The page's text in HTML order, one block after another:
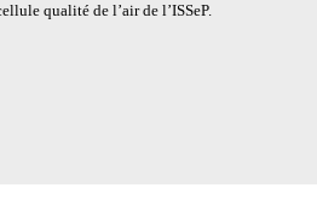
qualité de l’air de l’ISSeP.